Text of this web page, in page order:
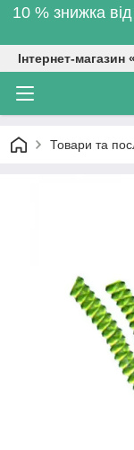
10 % знижка
Інтернет-магазин
Товари та